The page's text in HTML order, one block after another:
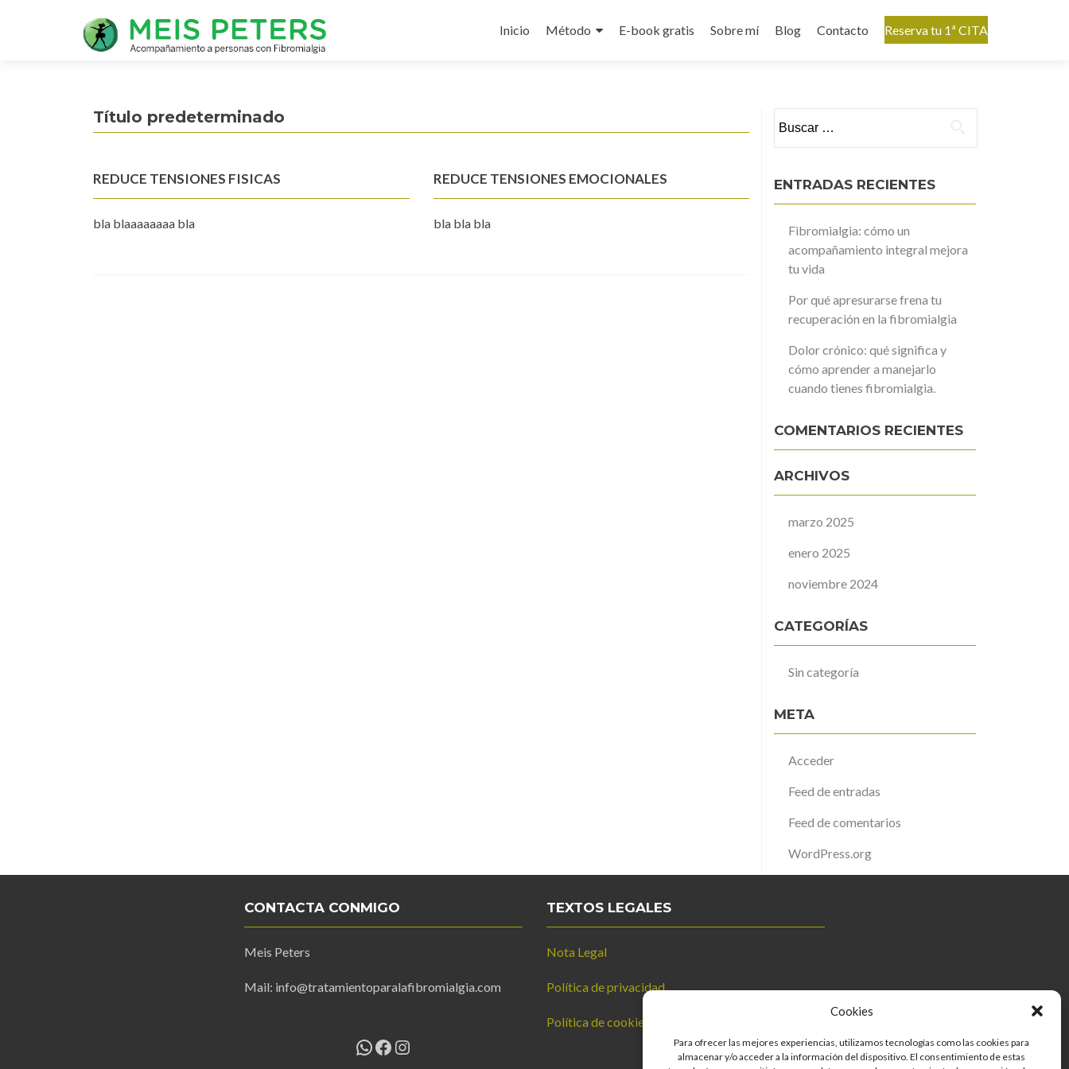
Cookies
Para ofrecer las mejores experiencias, utilizamos tecnologías como las cookies para
almacenar y/o acceder a la información del dispositivo. El consentimiento de estas
al
Inicio Método E-book gratis Sobre mí Blog Contacto Reserva tu 1ª CITA
Título predeterminado
REDUCE TENSIONES FISICAS
bla blaaaaaaaa bla
REDUCE TENSIONES EMOCIONALES
bla bla bla
ENTRADAS RECIENTES
Fibromialgia: cómo un
acompañamiento integral mejora
tu vida
Por qué apresurarse frena tu
recuperación en la fibromialgia
Dolor crónico: qué significa y
cómo aprender a manejarlo
cuando tienes fibromialgia.
COMENTARIOS RECIENTES
ARCHIVOS
marzo 2025
enero 2025
noviembre 2024
CATEGORÍAS
Sin categoría
META
Acceder
Feed de entradas
Feed de comentarios
WordPress.org
CONTACTA CONMIGO
Meis Peters
Mail: info@tratamientoparalafibromialgia.com
WhatsApp
Facebook
Instagram
TEXTOS LEGALES
Nota Legal
Política de privacidad
Política de cookies